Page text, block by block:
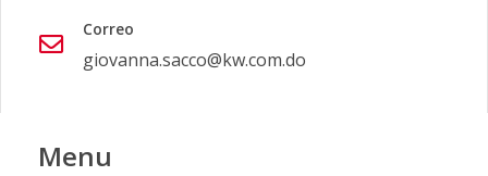
Correo
giovanna.sacco@kw.com.do
Menu